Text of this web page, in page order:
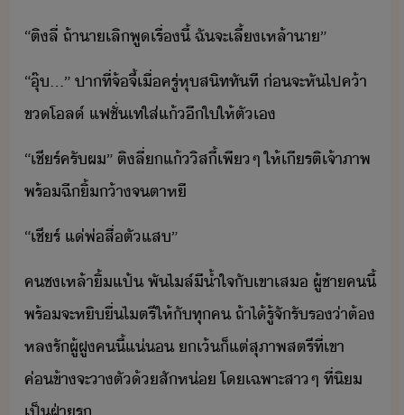
​“​ติ​ลี่​ ​ถ้า​า​เลิ​พู​เรื่​ี้​ ​ฉั​จะ​เลี้​เหล้า​า​”
​“​ุ​๊​.​..​”​ ​ปา​ที่​จ้​จี้​เื่​ครู่​หุ​สิท​ทัที​ ​่​จะ​หัไป​ค้า​
ข​โล์​ ​แฟชั่​เท​ใส่​แ้​ี​ใ​ให้​ตัเ​
​“​เชีร์​ครัผ​”​ ​ติ​ลี่​แ้​ิสี้​เพี​ๆ​ ​ให้เีรติ​เจ้าภาพ​
พร้​ฉี​ิ้​้า​จ​ตาหี
​“​เชีร์​ ​แ่​พ่สื่​ตัแส​”​
​ค​ช​เหล้า​ิ้แป้​ ​พั​ไล์​ี้ำใจ​ั​เขา​เส​ ​ผู้ชา​ค​ี้​
พร้​จะ​หิื่​ไตรี​ให้​ั​ทุค​ ​ถ้า​ไ้​รู้จั​รัร​่า​ต้​
หลรั​ผู้​ฝู​ค​ี้​แ่​ ​เ้​็​แต่​สุภาพสตรี​ที่​เขา​
ค่ข้าจะ​าตั​้​สัห่​ ​โเฉพาะ​สา​ๆ​ ​ที่​ิ​